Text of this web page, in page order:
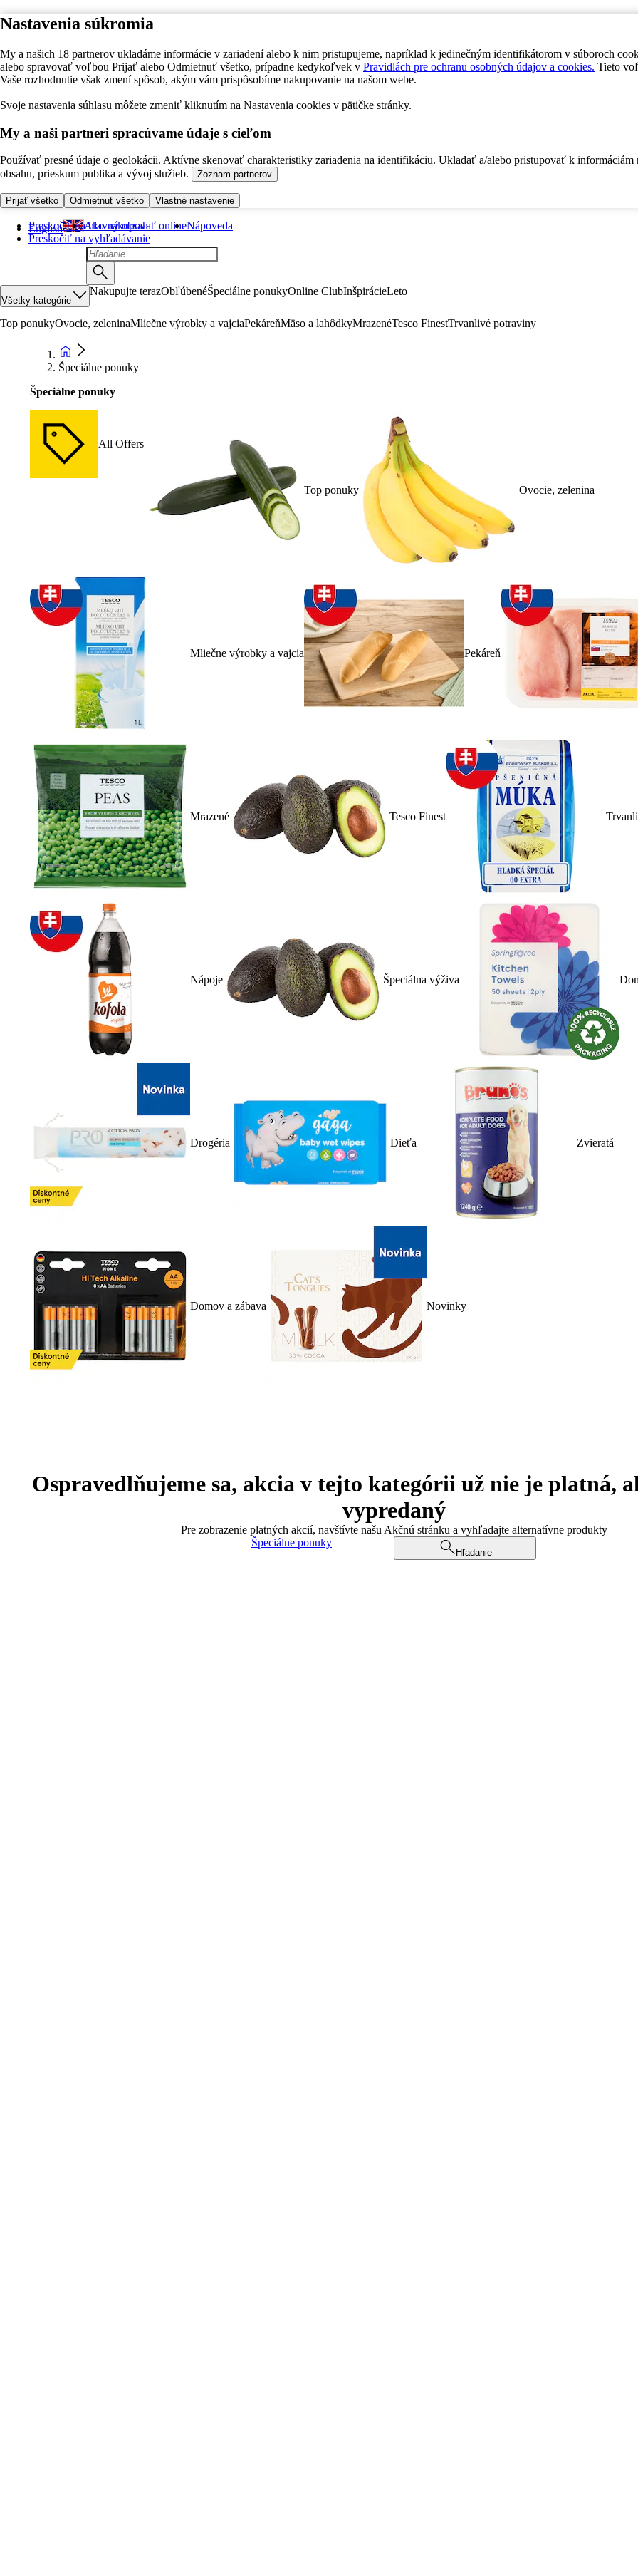
Nastavenia súkromia
My a našich 18 partnerov ukladáme informácie v zariadení alebo k nim pristupujeme, napríklad k jedinečným identifikátorom v súboroch
alebo spravovať voľbou Prijať alebo Odmietnuť všetko, prípadne kedykoľvek v Pravidlách pre ochranu osobných údajov a cookies. Tieto
Vaše rozhodnutie však zmení spôsob, akým vám prispôsobíme nakupovanie na našom webe.
Svoje nastavenia súhlasu môžete zmeniť kliknutím na Nastavenia cookies v pätičke stránky.
My a naši partneri spracúvame údaje s cieľom
Používať presné údaje o geolokácii. Aktívne skenovať charakteristiky zariadenia na identifikáciu. Ukladať a/alebo pristupovať k informáciám
obsahu, prieskum publika a vývoj služieb.
Zoznam partnerov
Prijať všetko Odmietnuť všetko Vlastné nastavenie
Preskočiť na hlavný obsah
Preskočiť na vyhľadávanie
English Ako nakupovať onlineNápoveda
Všetky kategórie
Nakupujte terazObľúbenéŠpeciálne ponukyOnline ClubInšpirácieLeto
Top ponukyOvocie, zeleninaMliečne výrobky a vajciaPekáreňMäso a lahôdkyMrazenéTesco FinestTrvanlivé potraviny
Špeciálne ponuky
Špeciálne ponuky
All Offers
Top ponuky Ovocie, zelenina
Mliečne výrobky a vajcia Pekáreň
Mrazené Tesco Finest
Nápoje Špeciálna výživa
Drogéria Dieťa Zvieratá
Domov a zábava Novinky
Ospravedlňujeme sa, akcia v tejto kategórii už nie je platná,
vypredaný
Pre zobrazenie platných akcií, navštívte našu Akčnú stránku a vyhľadajte alternatívne produkty
Špeciálne ponuky
Hľadanie